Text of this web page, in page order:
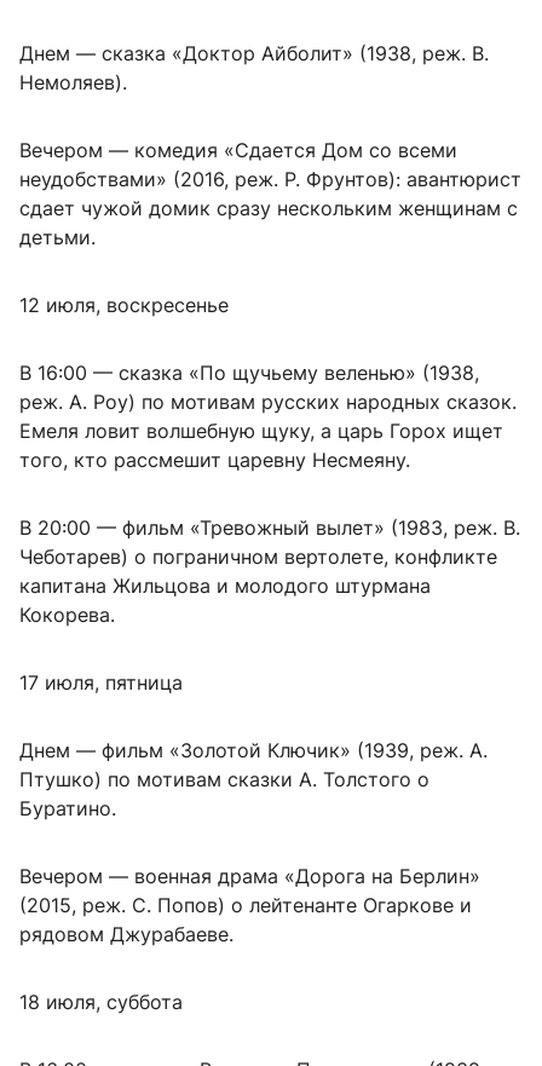
Днем — сказка «Доктор Айболит» (1938, реж. В.
Немоляев).
Вечером — комедия «Сдается Дом со всеми
неудобствами» (2016, реж. Р. Фрунтов): авантюрист
сдает чужой домик сразу нескольким женщинам с
детьми.
12 июля, воскресенье
В 16:00 — сказка «По щучьему веленью» (1938,
реж. А. Роу) по мотивам русских народных сказок.
Емеля ловит волшебную щуку, а царь Горох ищет
того, кто рассмешит царевну Несмеяну.
В 20:00 — фильм «Тревожный вылет» (1983, реж. В.
Чеботарев) о пограничном вертолете, конфликте
капитана Жильцова и молодого штурмана
Кокорева.
17 июля, пятница
Днем — фильм «Золотой Ключик» (1939, реж. А.
Птушко) по мотивам сказки А. Толстого о
Буратино.
Вечером — военная драма «Дорога на Берлин»
(2015, реж. С. Попов) о лейтенанте Огаркове и
рядовом Джурабаеве.
18 июля, суббота